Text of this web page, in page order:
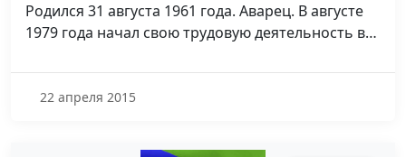
Родился 31 августа 1961 года. Аварец. В августе
1979 года начал свою трудовую деятельность в…
22 апреля 2015